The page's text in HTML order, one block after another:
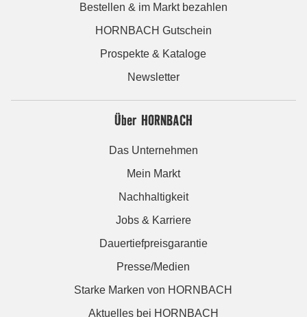
Bestellen & im Markt bezahlen
HORNBACH Gutschein
Prospekte & Kataloge
Newsletter
Über HORNBACH
Das Unternehmen
Mein Markt
Nachhaltigkeit
Jobs & Karriere
Dauertiefpreisgarantie
Presse/Medien
Starke Marken von HORNBACH
Aktuelles bei HORNBACH